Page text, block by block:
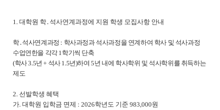
1. 대학원 학․ 석사연계과정에 지원 학생 모집사항 안내
학․ 석사연계과정 : 학사과정과 석사과정을 연계하여 학사 및 석사과정
수업연한을 각각 1 학기씩 단축
(학사3.5년+ 석사 1.5년)하여5년 내에 학사학위 및 석사학위를 취득하는
제도
2. 선발학생 혜택
가.대학원 입학금 면제 : 2026학년도 기준983,000원